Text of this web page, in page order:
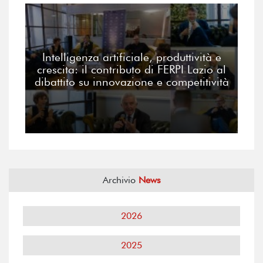
Intelligenza artificiale, produttività e
crescita: il contributo di FERPI Lazio al
dibattito su innovazione e competitività
Archivio News
2026
2025